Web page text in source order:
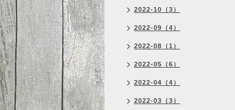
2022-10（3）
2022-09（4）
2022-08（1）
2022-05（6）
2022-04（4）
2022-03（3）